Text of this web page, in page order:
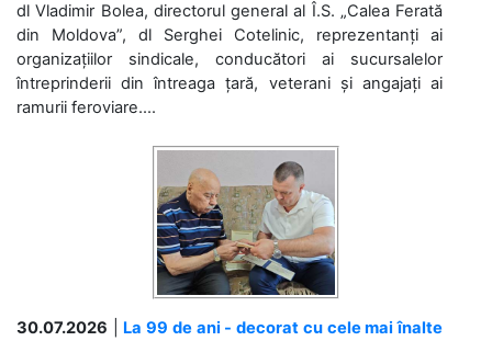
dl Vladimir Bolea, directorul general al Î.S. „Calea Ferată
din Moldova”, dl Serghei Cotelinic, reprezentanți ai
organizațiilor sindicale, conducători ai sucursalelor
întreprinderii din întreaga țară, veterani și angajați ai
ramurii feroviare....
30.07.2026
La 99 de ani - decorat cu cele mai înalte